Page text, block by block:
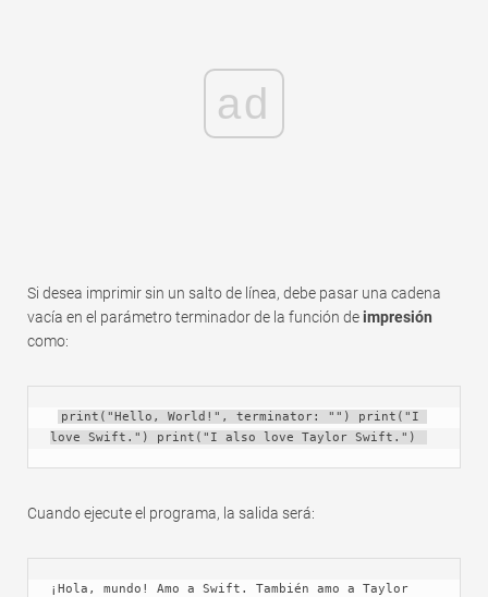
ad
Si desea imprimir sin un salto de línea, debe pasar una cadena
vacía en el parámetro terminador de la función deimpresión
como:
print("Hello, World!", terminator: "") print("I
love Swift.") print("I also love Taylor Swift.")
Cuando ejecute el programa, la salida será:
¡Hola, mundo! Amo a Swift. También amo a Taylor